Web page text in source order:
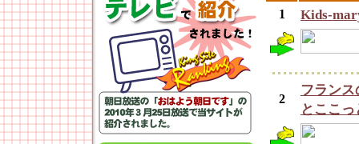
1 Kids-
2
フラン
とここっ